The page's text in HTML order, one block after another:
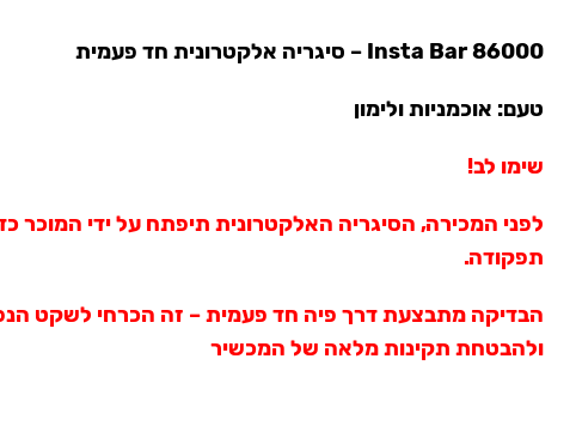
Insta Bar 86000 – סיגריה אלקטרונית חד פעמית
טעם: אוכמניות ולימון
שימו לב!
לפני המכירה, הסיגריה האלקטרונית תיפתח על ידי המוכר
תפקודה.
הבדיקה מתבצעת דרך פיה חד פעמית – זה הכרחי לשקט
ולהבטחת תקינות מלאה של המכשיר